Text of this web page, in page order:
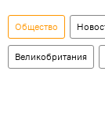
Общество
Великобритания